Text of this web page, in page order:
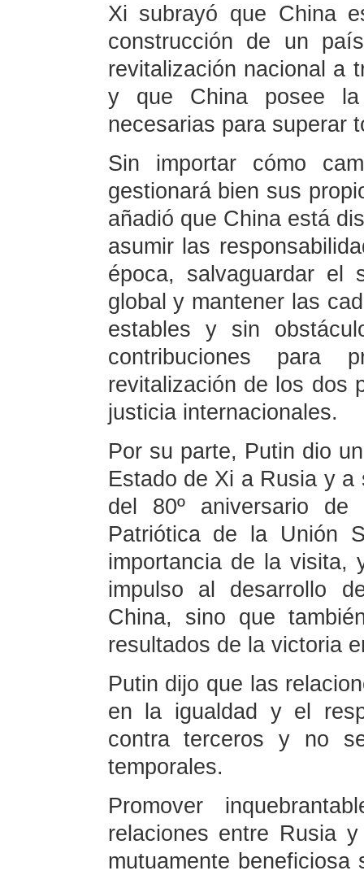
Xi subrayó que China
construcción de un
revitalización nacional a
y que China posee la
necesarias para superar
Sin importar cómo
gestionará bien sus
añadió que China está
asumir las
época, salvaguardar el
global y mantener las
estables y sin
contribuciones para
revitalización de los dos
justicia internacionales.
Por su parte, Putin dio
Estado de Xi a Rusia y
del 80º aniversario
Patriótica de la Unión
importancia de la visita,
impulso al desarrollo
China, sino que
resultados de la victoria
Putin dijo que las
en la igualdad y el
contra terceros y no
temporales.
Promover
relaciones entre Rusia
mutuamente